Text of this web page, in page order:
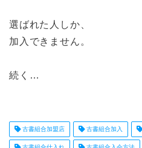
選ばれた人しか、
加入できません。
続く…
古書組合加盟店 古書組合加入